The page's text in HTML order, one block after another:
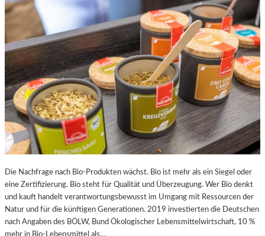
Die Nachfrage nach Bio-Produkten wächst. Bio ist mehr als ein Siegel oder
eine Zertifizierung. Bio steht für Qualität und Überzeugung. Wer Bio denkt
und kauft handelt verantwortungsbewusst im Umgang mit Ressourcen der
Natur und für die künftigen Generationen. 2019 investierten die Deutschen
nach Angaben des BÖLW, Bund Ökologischer Lebensmittelwirtschaft, 10 %
mehr in Bio-Lebensmittel als…